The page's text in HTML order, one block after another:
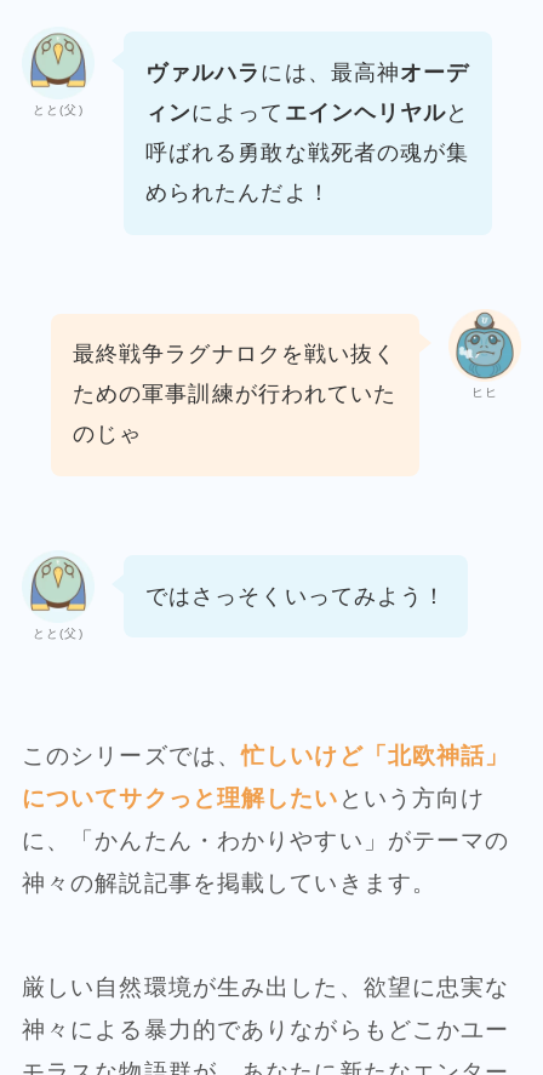
とと(父)
ヴァルハラ には、最高神オーデ
ィンによって エインヘリヤルと
呼ばれる勇敢な戦死者の魂が集
められたんだよ！
ヒヒ
最終戦争ラグナロクを戦い抜く
ための軍事訓練が行われていた
のじゃ
とと(父)
ではさっそくいってみよう！
このシリーズでは、忙しいけど「北欧神話」
についてサクっと理解したい という方向け
に、「かんたん・わかりやすい」がテーマの
神々の解説記事を掲載していきます。
厳しい自然環境が生み出した、欲望に忠実な
神々による暴力的でありながらもどこかユー